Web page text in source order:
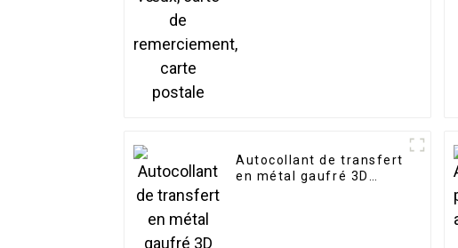
Autocollant de transfert
en métal gaufré 3D